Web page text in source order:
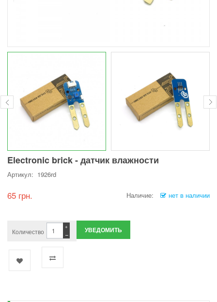
Electronic brick - датчик влажности
Артикул: 1926rd
65 грн. Наличие: нет в наличии
Количество −
+ УВЕДОМИТЬ